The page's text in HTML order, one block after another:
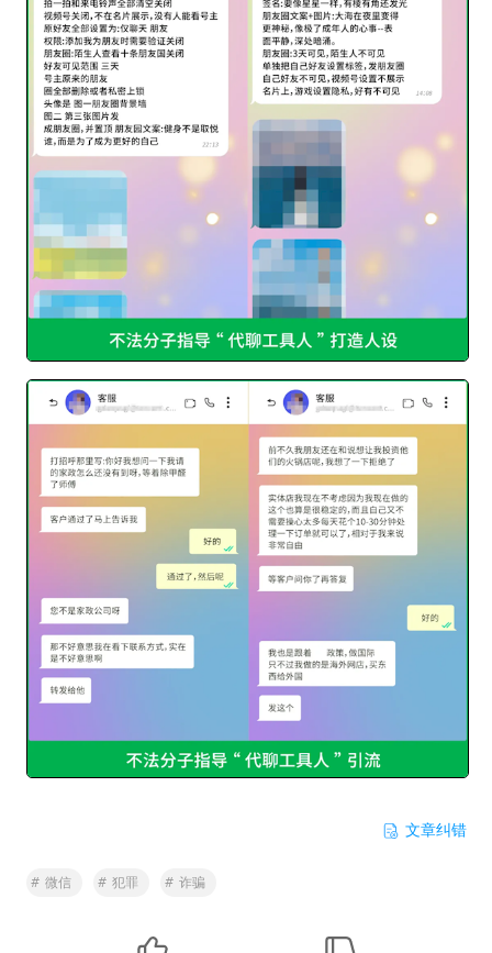
文章纠错
# 微信 # 犯罪 # 诈骗